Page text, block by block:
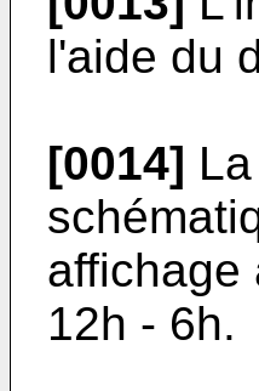
l'aide du
[0014]
affichage
12h - 6h.